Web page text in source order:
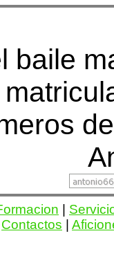
baile
Contactos